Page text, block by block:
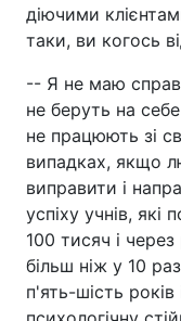
діючими
таки, ви когось
-- Я не маю
не беруть на
не працюють зі
випадках, якщо
виправити і
успіху учнів,
100 тисяч і
більш ніж у 10
п'ять-шість